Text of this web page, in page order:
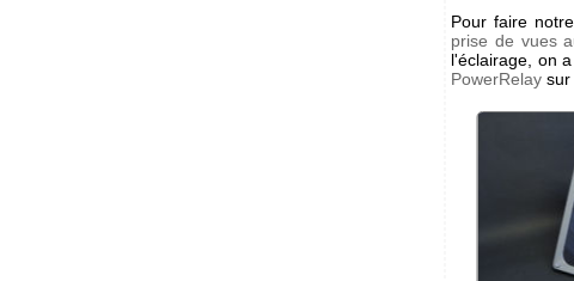
Pour faire
prise de vues
l'éclairage, on
PowerRelay sur